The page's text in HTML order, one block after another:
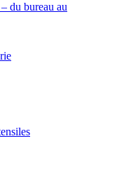
du bureau au